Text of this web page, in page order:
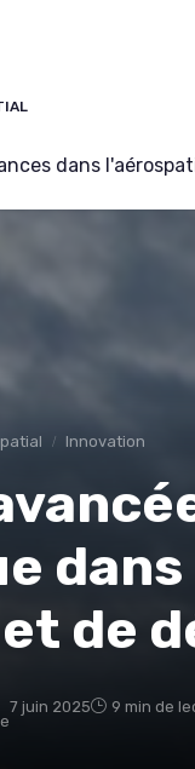
dans
Innovation
de
7 juin 2025 9 min de